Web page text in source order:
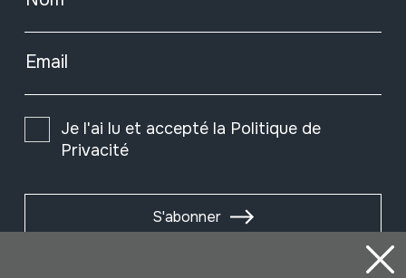
Email
Je l'ai lu et accepté la Politique de
Privacité
S'abonner